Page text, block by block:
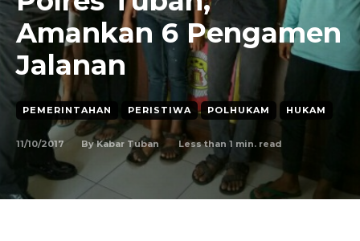
Amankan 6 Pengamen
Jalanan
PEMERINTAHAN PERISTIWA POLHUKAM HUKAM
11/10/2017 By Kabar Tuban Less than 1 min. read